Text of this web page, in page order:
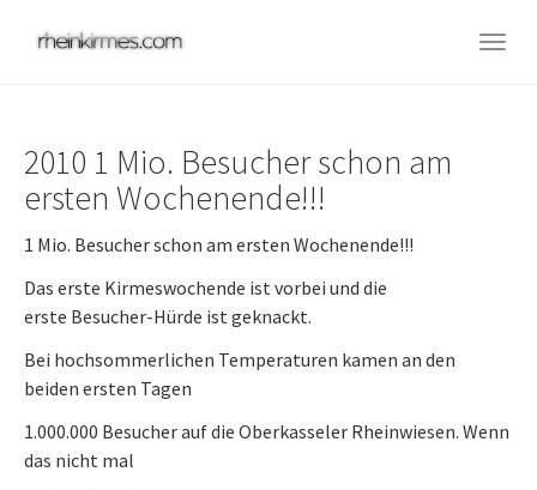
2010 1 Mio. Besucher schon am
ersten Wochenende!!!
1 Mio. Besucher schon am ersten Wochenende!!!
Das erste Kirmeswochende ist vorbei und die
erste Besucher-Hürde ist geknackt.
Bei hochsommerlichen Temperaturen kamen an den
beiden ersten Tagen
1.000.000 Besucher auf die Oberkasseler Rheinwiesen. Wenn
das nicht mal